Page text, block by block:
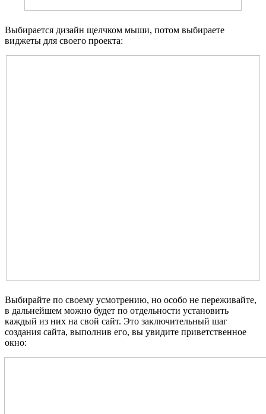
Выбирается дизайн щелчком мыши, потом выбираете
виджеты для своего проекта:
Выбирайте по своему усмотрению, но особо не переживайте,
в дальнейшем можно будет по отдельности установить
каждый из них на свой сайт. Это заключительный шаг
создания сайта, выполнив его, вы увидите приветственное
окно: